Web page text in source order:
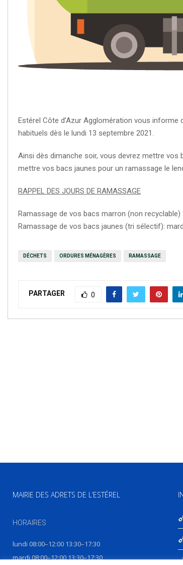
Estérel Côte d’Azur Agglomération vous
habituels dès le lundi 13 septembre 2021.
Ainsi dès dimanche soir, vous devrez mettre
mettre vos bacs jaunes pour un ramassage le
RAPPEL DES JOURS DE RAMASSAGE
Ramassage de vos bacs marron (non recyclable)
Ramassage de vos bacs jaunes (tri sélectif):
DÉCHETS ORDURES MÉNAGÈRES RAMASSAGE
PARTAGER 0
MAIRIE DES ADRETS DE L’ESTÉREL
HORAIRES
lundi 08:00–12:00 13:30–17:30
mardi 08:00–12:00 13:30–17:30